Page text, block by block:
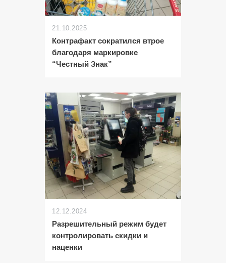
21.10.2025
Контрафакт сократился втрое
благодаря маркировке
“Честный Знак”
12.12.2024
Разрешительный режим будет
контролировать скидки и
наценки